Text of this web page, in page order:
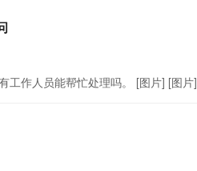
工作人员能帮忙处理吗。 [图片] [图片]